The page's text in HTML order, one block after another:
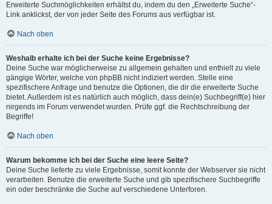
Erweiterte Suchmöglichkeiten erhältst du, indem du den „Erweiterte Suche“-
Link anklickst, der von jeder Seite des Forums aus verfügbar ist.
Nach oben
Weshalb erhalte ich bei der Suche keine Ergebnisse?
Deine Suche war möglicherweise zu allgemein gehalten und enthielt zu viele
gängige Wörter, welche von phpBB nicht indiziert werden. Stelle eine
spezifischere Anfrage und benutze die Optionen, die dir die erweiterte Suche
bietet. Außerdem ist es natürlich auch möglich, dass dein(e) Suchbegriff(e) hier
nirgends im Forum verwendet wurden. Prüfe ggf. die Rechtschreibung der
Begriffe!
Nach oben
Warum bekomme ich bei der Suche eine leere Seite?
Deine Suche lieferte zu viele Ergebnisse, somit konnte der Webserver sie nicht
verarbeiten. Benutze die erweiterte Suche und gib spezifischere Suchbegriffe
ein oder beschränke die Suche auf verschiedene Unterforen.